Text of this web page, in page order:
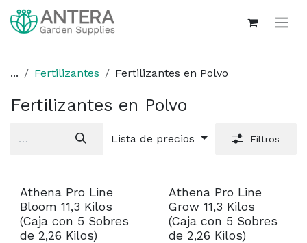
Ir al contenido
... Fertilizantes Fertilizantes en Polvo
Fertilizantes en Polvo
Lista de precios Filtros
Athena Pro Line
Bloom 11,3 Kilos
(Caja con 5 Sobres
de 2,26 Kilos)
Athena Pro Line
Grow 11,3 Kilos
(Caja con 5 Sobres
de 2,26 Kilos)